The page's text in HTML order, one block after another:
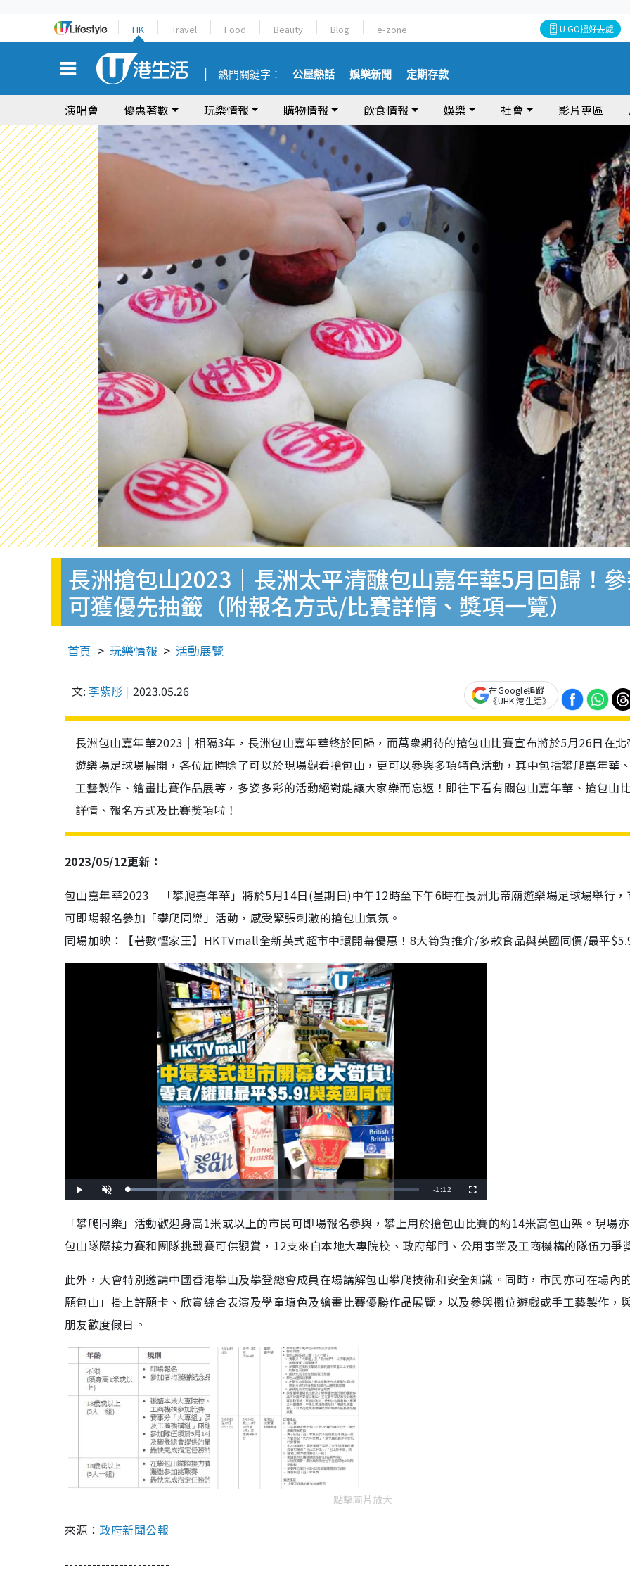
HK Travel Food Beauty Blog e-zone U GO搵好去處
熱門關鍵字： 公屋熱話 娛樂新聞 定期存款
演唱會 優惠著數 玩樂情報 購物情報 飲食情報 娛樂 社會 影片專區
長洲搶包山2023｜長洲太平清醮包山嘉年華5月回歸！
可獲優先抽籤（附報名方式/比賽詳情、獎項一覽）
首頁 玩樂情報 活動展覽
文: 李紫彤 2023.05.26
在Google追蹤
《UHK 港生活》
長洲包山嘉年華2023｜相隔3年，長洲包山嘉年華終於回歸，而萬衆期待的搶包山比賽宣布將於5月26日在北
遊樂場足球場展開，各位届時除了可以於現場觀看搶包山，更可以參與多項特色活動，其中包括攀爬嘉年華
工藝製作、繪畫比賽作品展等，多姿多彩的活動絕對能讓大家樂而忘返！即往下看有關包山嘉年華、搶包山
詳情、報名方式及比賽獎項啦！
2023/05/12更新：
包山嘉年華2023｜「攀爬嘉年華」將於5月14日(星期日)中午12時至下午6時在長洲北帝廟遊樂場足球場舉行，
可即場報名參加「攀爬同樂」活動，感受緊張刺激的搶包山氣氛。
同場加映：【著數慳家王】HKTVmall全新英式超市中環開幕優惠！8大筍貨推介/多款食品與英國同價/最平
l
n
t
e
L
o
e
d
5
0
%
R
m
a
-1:12
u
s
c
e
「攀爬同樂」活動歡迎身高1米或以上的市民可即場報名參與，攀上用於搶包山比賽的約14米高包山架。現場
包山隊際接力賽和團隊挑戰賽可供觀賞，12支來自本地大專院校、政府部門、公用事業及工商機構的隊伍力爭
此外，大會特別邀請中國香港攀山及攀登總會成員在場講解包山攀爬技術和安全知識。同時，市民亦可在場內
願包山」掛上許願卡、欣賞綜合表演及學童填色及繪畫比賽優勝作品展覽，以及參與攤位遊戲或手工藝製作，
朋友歡度假日。
點擊圖片放大
來源： 政府新聞公報
-----------------------